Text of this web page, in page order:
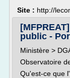
Site : http://
public -
Ministère >
Observatoire
Qu'est-ce que